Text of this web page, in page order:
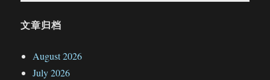
文章归档
August 2026
July 2026